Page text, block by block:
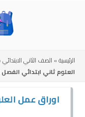
الرئيسية» الصف الثاني الابتدائي
العلوم ثاني ابتدائي الفصل
اوراق عمل